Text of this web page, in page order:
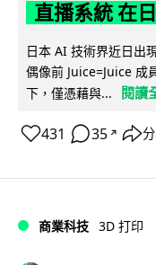
直播系統 在
日本 AI 技術界近日出
偶像前 Juice=Juice 成
下，僅憑藉與...
閱讀
431 35 ↗
商業科技 3D 打印